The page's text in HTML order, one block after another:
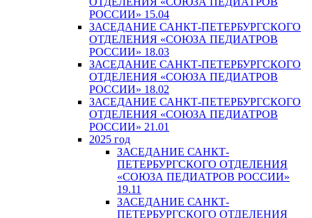
РОССИИ» 15.04
ЗАСЕДАНИЕ САНКТ-ПЕТЕРБУРГСКОГО
ОТДЕЛЕНИЯ «СОЮЗА ПЕДИАТРОВ
РОССИИ» 18.03
ЗАСЕДАНИЕ САНКТ-ПЕТЕРБУРГСКОГО
ОТДЕЛЕНИЯ «СОЮЗА ПЕДИАТРОВ
РОССИИ» 18.02
ЗАСЕДАНИЕ САНКТ-ПЕТЕРБУРГСКОГО
ОТДЕЛЕНИЯ «СОЮЗА ПЕДИАТРОВ
РОССИИ» 21.01
2025 год
ЗАСЕДАНИЕ САНКТ-
ПЕТЕРБУРГСКОГО ОТДЕЛЕНИЯ
«СОЮЗА ПЕДИАТРОВ РОССИИ»
19.11
ЗАСЕДАНИЕ САНКТ-
ПЕТЕРБУРГСКОГО ОТДЕЛЕНИЯ